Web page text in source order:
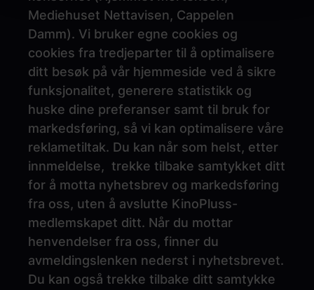
Mediehuset Nettavisen, Cappelen
Damm). Vi bruker egne cookies og
cookies fra tredjeparter til å optimalisere
ditt besøk på vår hjemmeside ved å sikre
funksjonalitet, generere statistikk og
huske dine preferanser samt til bruk for
markedsføring, så vi kan optimalisere våre
reklametiltak. Du kan når som helst, etter
innmeldelse, trekke tilbake samtykket ditt
for å motta nyhetsbrev og markedsføring
fra oss, uten å avslutte KinoPluss-
medlemskapet ditt. Når du mottar
henvendelser fra oss, finner du
avmeldingslenken nederst i nyhetsbrevet.
Du kan også trekke tilbake ditt samtykke